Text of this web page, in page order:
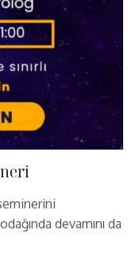
devamını da